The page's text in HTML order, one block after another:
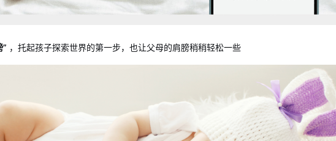
” ，托起孩子探索世界的第一步，也让父母的肩膀稍稍轻松一些